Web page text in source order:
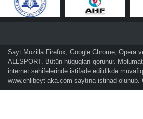
Sayt Mozilla Firefox, Google Chrome, Opera
ALLSPORT. Bütün hüquqları qorunur.
internet səhifələrində istifadə edildikdə
www.ehlibeyt-aka.com saytına istinad olunub.